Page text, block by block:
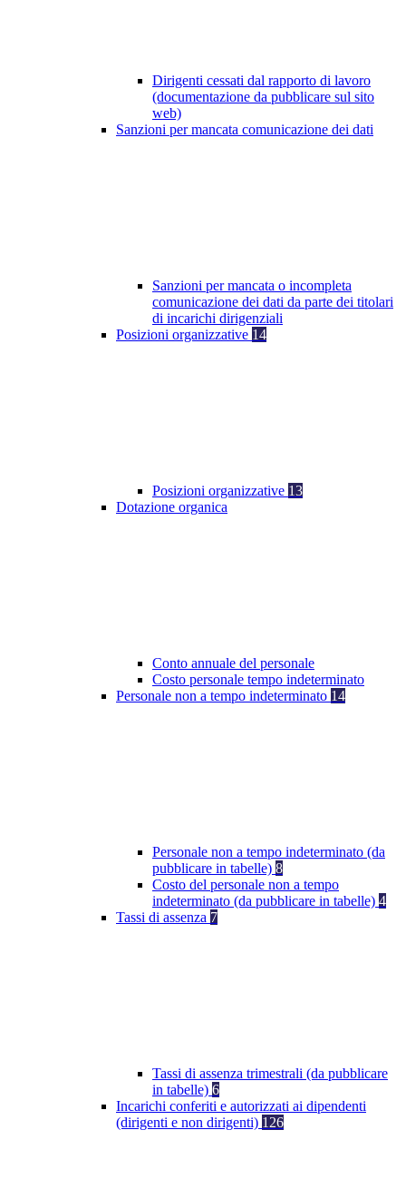
Dirigenti cessati dal rapporto di lavoro
(documentazione da pubblicare sul sito
web)
Sanzioni per mancata comunicazione dei dati
Sanzioni per mancata o incompleta
comunicazione dei dati da parte dei titolari
di incarichi dirigenziali
Posizioni organizzative 14
Posizioni organizzative 13
Dotazione organica
Conto annuale del personale
Costo personale tempo indeterminato
Personale non a tempo indeterminato 14
Personale non a tempo indeterminato (da
pubblicare in tabelle) 8
Costo del personale non a tempo
indeterminato (da pubblicare in tabelle) 4
Tassi di assenza 7
Tassi di assenza trimestrali (da pubblicare
in tabelle) 6
Incarichi conferiti e autorizzati ai dipendenti
(dirigenti e non dirigenti) 126